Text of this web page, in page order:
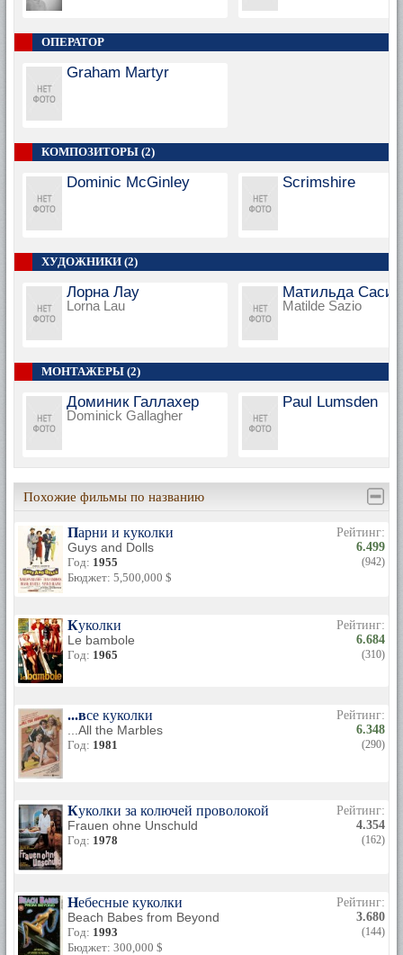
ОПЕРАТОР
Graham Martyr
КОМПОЗИТОРЫ (2)
Dominic McGinley Scrimshire
ХУДОЖНИКИ (2)
Лорна Лау
Lorna Lau
Матильда Сасио
Matilde Sazio
МОНТАЖЕРЫ (2)
Доминик Галлахер
Dominick Gallagher
Paul Lumsden
Похожие фильмы по названию
Парни и куколки
Guys and Dolls
Год: 1955
Бюджет: 5,500,000 $
Рейтинг:
6.499
(942)
Куколки
Le bambole
Год: 1965
Рейтинг:
6.684
(310)
...все куколки
...All the Marbles
Год: 1981
Рейтинг:
6.348
(290)
Куколки за колючей проволокой
Frauen ohne Unschuld
Год: 1978
Рейтинг:
4.354
(162)
Небесные куколки
Beach Babes from Beyond
Год: 1993
Бюджет: 300,000 $
Рейтинг:
3.680
(144)